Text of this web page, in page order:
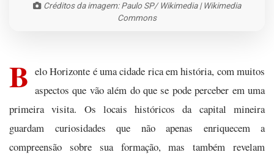
Créditos da imagem: Paulo SP/ Wikimedia | Wikimedia
Commons
B elo Horizonte é uma cidade rica em história, com muitos
aspectos que vão além do que se pode perceber em uma
primeira visita. Os locais históricos da capital mineira
guardam curiosidades que não apenas enriquecem a
compreensão sobre sua formação, mas também revelam